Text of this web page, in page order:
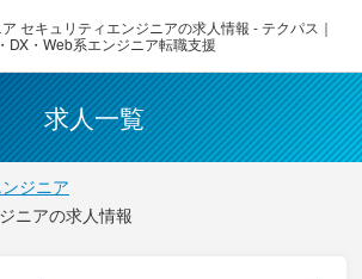
セキュリティエンジニアの求人情報 - テクパス｜
DX・Web系エンジニア転職支援
求人一覧
ジニア
ニアの求人情報